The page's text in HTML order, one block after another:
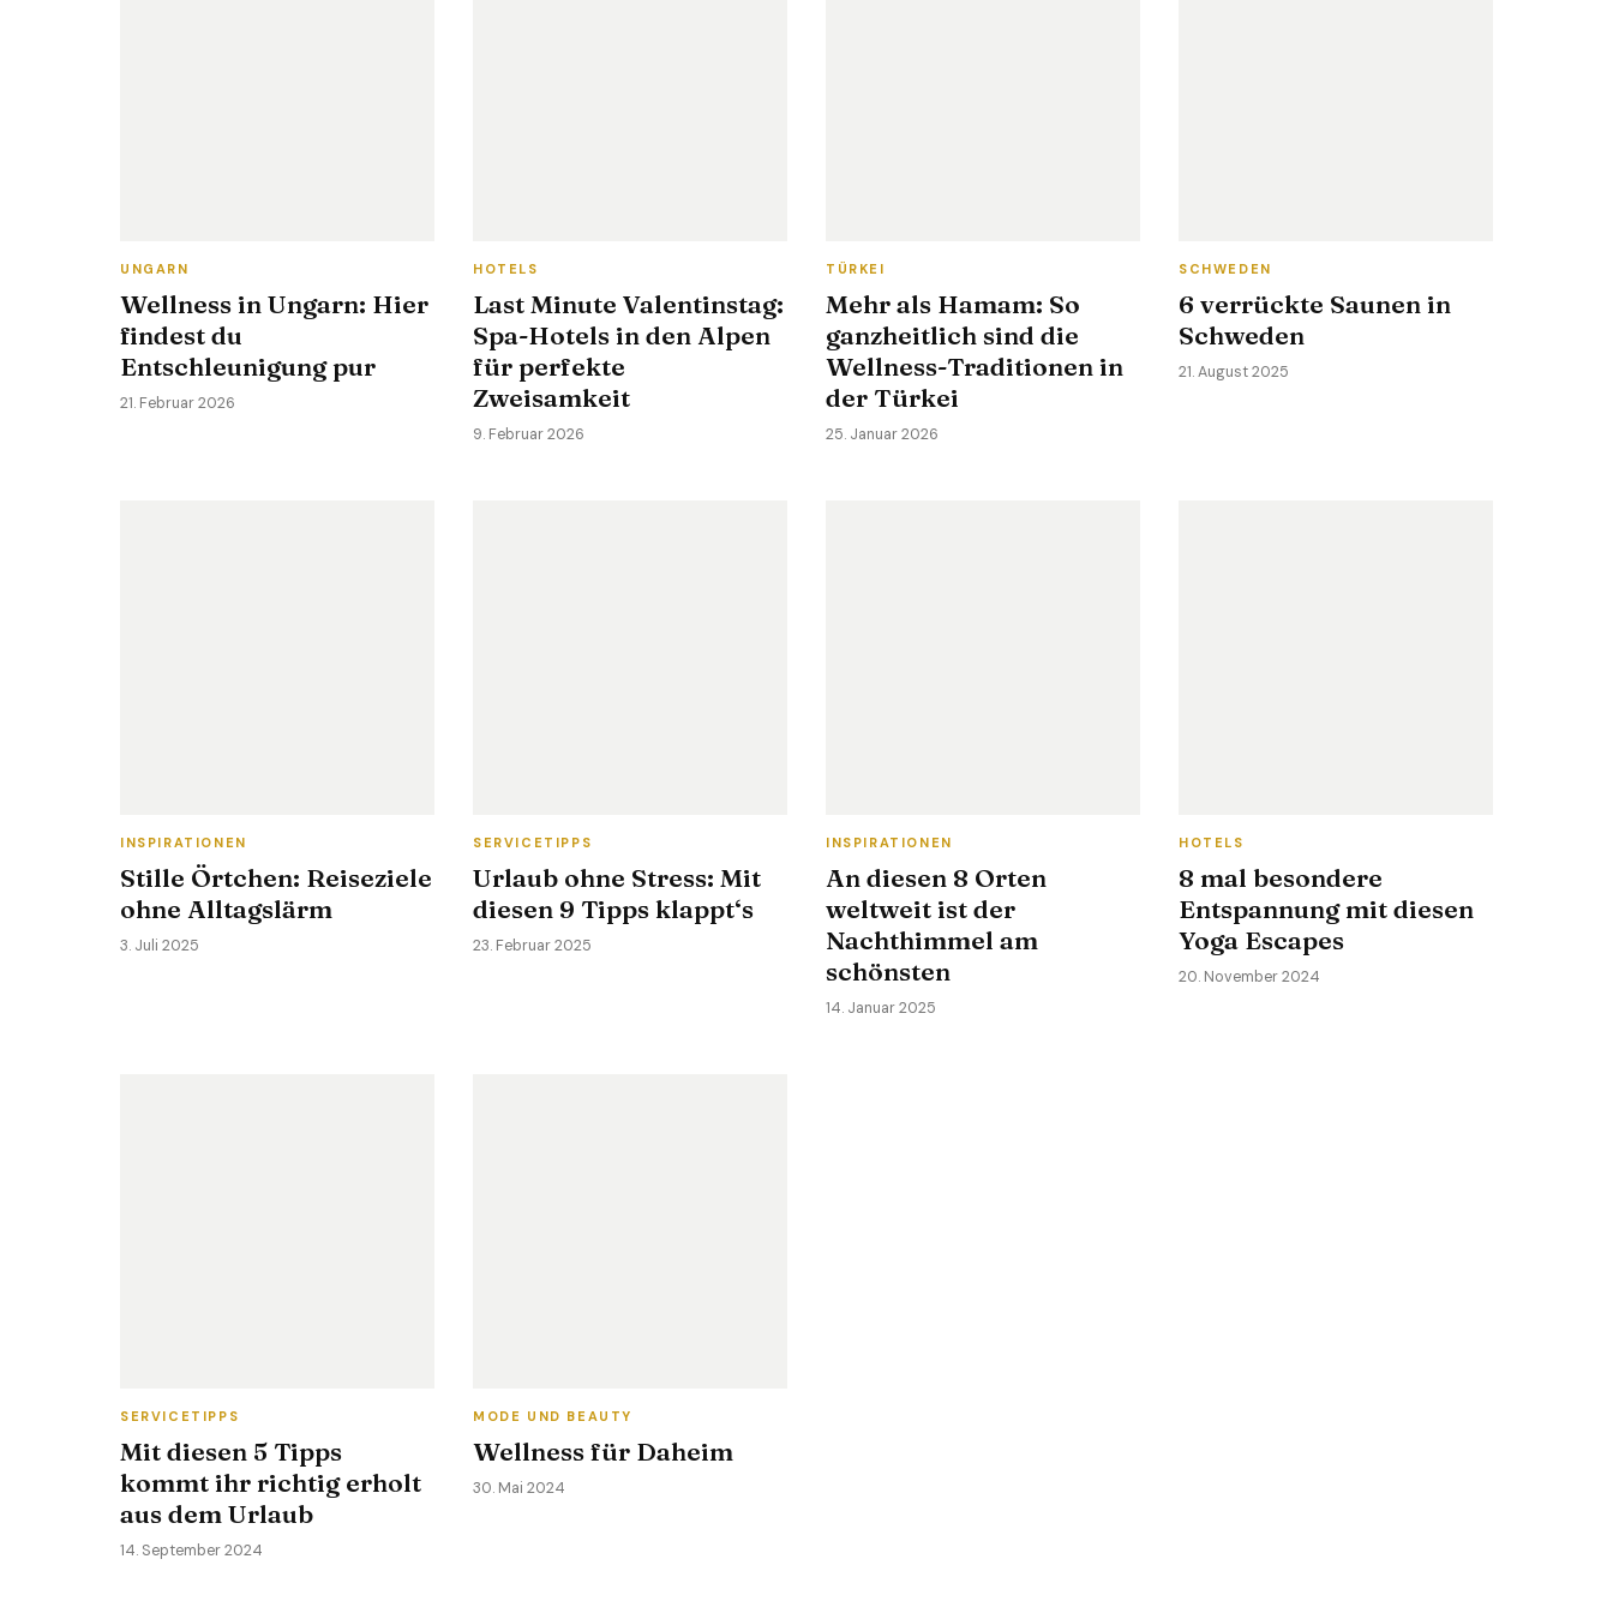
UNGARN
Wellness in Ungarn: Hier
findest du
Entschleunigung pur
21. Februar 2026
HOTELS
Last Minute Valentinstag:
Spa-Hotels in den Alpen
für perfekte
Zweisamkeit
9. Februar 2026
TÜRKEI
Mehr als Hamam: So
ganzheitlich sind die
Wellness-Traditionen in
der Türkei
25. Januar 2026
SCHWEDEN
6 verrückte Saunen in
Schweden
21. August 2025
INSPIRATIONEN
Stille Örtchen: Reiseziele
ohne Alltagslärm
3. Juli 2025
SERVICETIPPS
Urlaub ohne Stress: Mit
diesen 9 Tipps klappt‘s
23. Februar 2025
INSPIRATIONEN
An diesen 8 Orten
weltweit ist der
Nachthimmel am
schönsten
14. Januar 2025
HOTELS
8 mal besondere
Entspannung mit diesen
Yoga Escapes
20. November 2024
SERVICETIPPS
Mit diesen 5 Tipps
kommt ihr richtig erholt
aus dem Urlaub
14. September 2024
MODE UND BEAUTY
Wellness für Daheim
30. Mai 2024